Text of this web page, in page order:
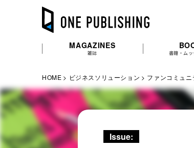
MAGAZINES
雑誌 書籍・ム
HOME ビジネスソリューション ファンコミュニ
Issue: